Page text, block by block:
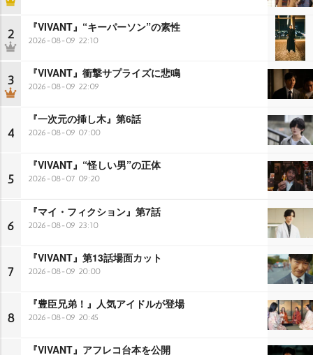
2 『VIVANT』“キーパーソン”の素性
2026-08-09 22:10
3 『VIVANT』衝撃サプライズに悲鳴
2026-08-09 22:09
4
『一次元の挿し木』第6話
2026-08-09 07:00
5
『VIVANT』“怪しい男”の正体
2026-08-07 09:20
6
『マイ・フィクション』第7話
2026-08-09 23:10
7
『VIVANT』第13話場面カット
2026-08-09 20:00
8
『豊臣兄弟！』人気アイドルが登場
2026-08-09 20:45
『VIVANT』アフレコ台本を公開